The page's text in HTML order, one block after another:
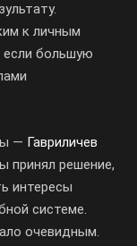
к личным
если большую
— Гавриличев
принял решение,
интересы
системе.
очевидным.